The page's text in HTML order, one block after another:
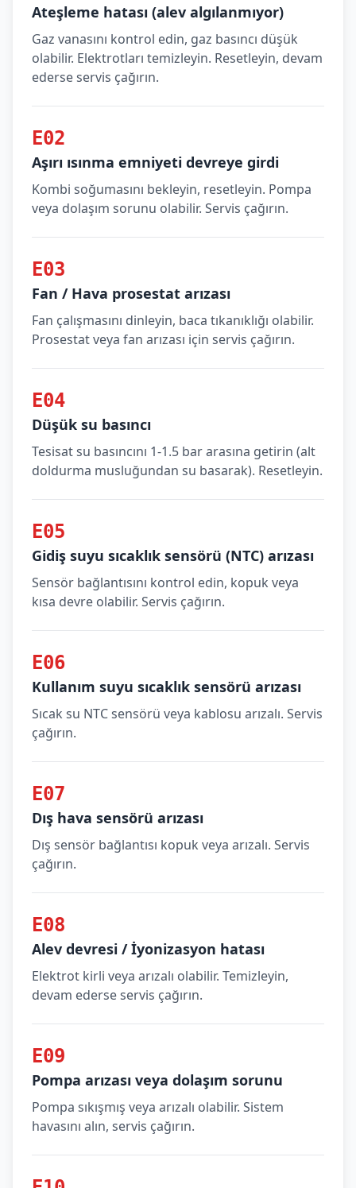
Ateşleme hatası (alev algılanmıyor)
Gaz vanasını kontrol edin, gaz basıncı düşük
olabilir. Elektrotları temizleyin. Resetleyin, devam
ederse servis çağırın.
E02
Aşırı ısınma emniyeti devreye girdi
Kombi soğumasını bekleyin, resetleyin. Pompa
veya dolaşım sorunu olabilir. Servis çağırın.
E03
Fan / Hava prosestat arızası
Fan çalışmasını dinleyin, baca tıkanıklığı olabilir.
Prosestat veya fan arızası için servis çağırın.
E04
Düşük su basıncı
Tesisat su basıncını 1-1.5 bar arasına getirin (alt
doldurma musluğundan su basarak). Resetleyin.
E05
Gidiş suyu sıcaklık sensörü (NTC) arızası
Sensör bağlantısını kontrol edin, kopuk veya
kısa devre olabilir. Servis çağırın.
E06
Kullanım suyu sıcaklık sensörü arızası
Sıcak su NTC sensörü veya kablosu arızalı. Servis
çağırın.
E07
Dış hava sensörü arızası
Dış sensör bağlantısı kopuk veya arızalı. Servis
çağırın.
E08
Alev devresi / İyonizasyon hatası
Elektrot kirli veya arızalı olabilir. Temizleyin,
devam ederse servis çağırın.
E09
Pompa arızası veya dolaşım sorunu
Pompa sıkışmış veya arızalı olabilir. Sistem
havasını alın, servis çağırın.